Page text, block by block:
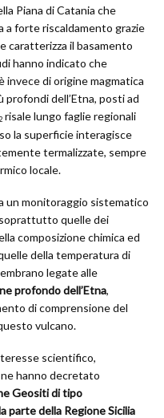
Piana di Catania che
forte riscaldamento grazie
caratterizza il basamento
hanno indicato che
invece di origine magmatica
dell’Etna, posti ad
risale lungo faglie regionali
la superficie interagisce
termalizzate, sempre
locale.
un monitoraggio sistematico
quelle dei
composizione chimica ed
della temperatura di
legate alle
profondo dell’Etna,
di comprensione del
vulcano.
scientifico,
ne hanno decretato
Geositi di tipo
parte della Regione Sicilia